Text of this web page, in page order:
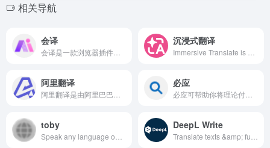
相关导航
会译 沉浸式翻译
阿里翻译 必应
toby DeepL Write